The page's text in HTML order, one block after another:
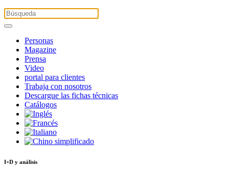
Personas
Magazine
Prensa
Video
portal para clientes
Trabaja con nosotros
Descargue las fichas técnicas
Catálogos
I+D y análisis